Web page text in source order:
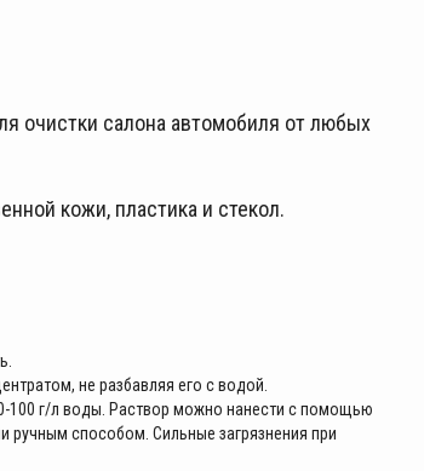
очистки салона автомобиля от любых
кожи, пластика и стекол.
не разбавляя его с водой.
100 г/л воды. Раствор можно нанести с помощью
ручным способом. Сильные загрязнения при